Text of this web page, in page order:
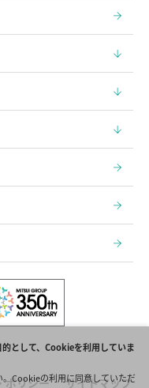
ポリシー サイトマップ
として、Cookieを利用していま
。Cookieの利用に同意していただ